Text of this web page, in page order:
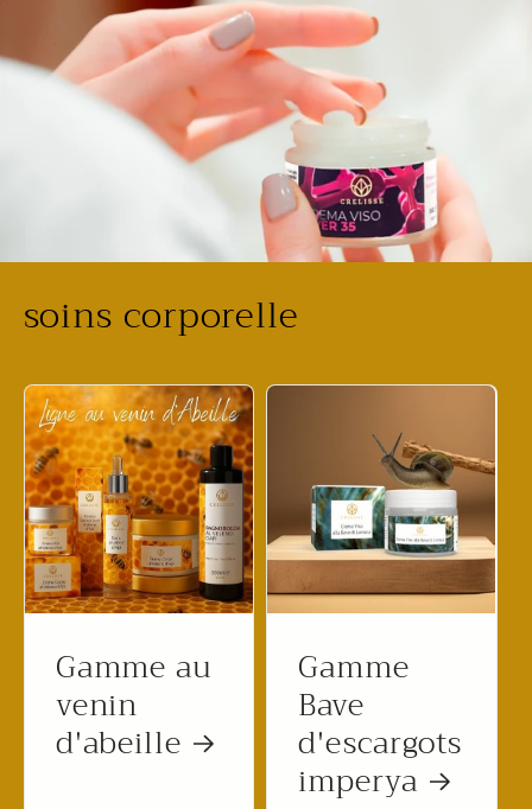
soins corporelle
Gamme au
venin
d'abeille
Gamme
Bave
d'escargots
imperya